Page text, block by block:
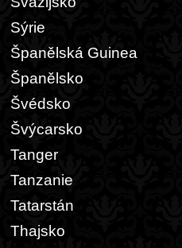
Sýrie
Španělská Guinea
Španělsko
Švédsko
Švýcarsko
Tanger
Tanzanie
Tatarstán
Thajsko